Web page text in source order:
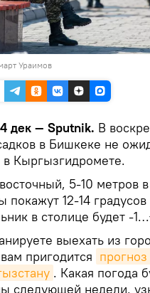
Ураимов
дек — Sputnik. В
в Бишкеке не
в Кыргызгидромете.
5-10 метров
покажут 12-14
в столице будет -
выехать из
пригодится
. Какая погода
следующей недели,